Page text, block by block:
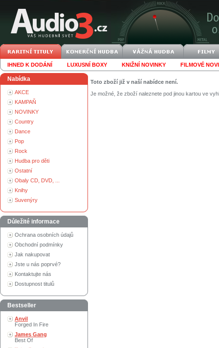
IHNED K DODÁNÍ LUXUSNÍ BOXY KNIŽNÍ NOVINKY FILMOVÉ
Nabídka
AKCE
KAMPAŇ
NOVINKY
Country
Dance
Pop
Rock
Hudba pro děti
Ostatní
Obaly CD, DVD, ...
Knihy
Suvenýry
Důležité informace
Ochrana osobních údajů
Obchodní podmínky
Jak nakupovat
Jste u nás poprvé?
Kontaktujte nás
Dostupnost titulů
Bestseller
Anvil
Forged In Fire
James Gang
Best Of
Toto zboží již v naší nabídce není.
Je možné, že zboží naleznete pod jinou kartou ve